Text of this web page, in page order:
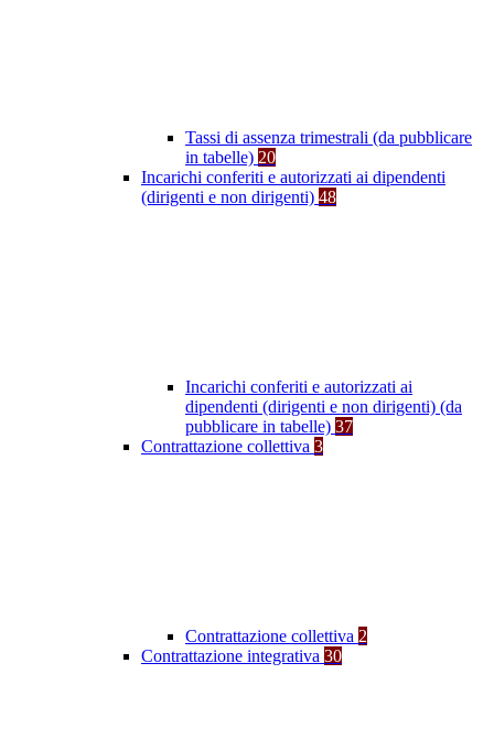
Tassi di assenza trimestrali (da pubblicare
in tabelle) 20
Incarichi conferiti e autorizzati ai dipendenti
(dirigenti e non dirigenti) 48
Incarichi conferiti e autorizzati ai
dipendenti (dirigenti e non dirigenti) (da
pubblicare in tabelle) 37
Contrattazione collettiva 3
Contrattazione collettiva 2
Contrattazione integrativa 30